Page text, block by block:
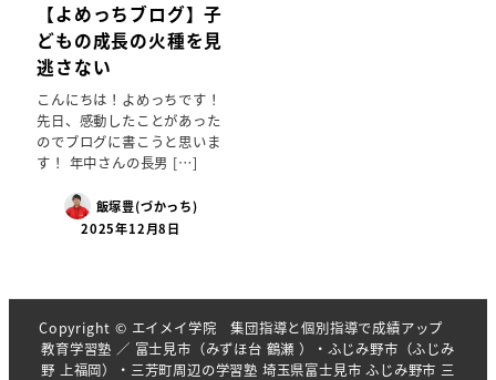
【よめっちブログ】子
どもの成長の火種を見
逃さない
こんにちは！よめっちです！
先日、感動したことがあった
のでブログに書こうと思いま
す！ 年中さんの長男 […]
飯塚豊(づかっち)
2025年12月8日
Copyright © エイメイ学院 集団指導と個別指導で成績アップ
教育学習塾 ／ 富士見市（みずほ台 鶴瀬 ）・ふじみ野市（ふじみ
野 上福岡）・三芳町周辺の学習塾 埼玉県富士見市 ふじみ野市 三